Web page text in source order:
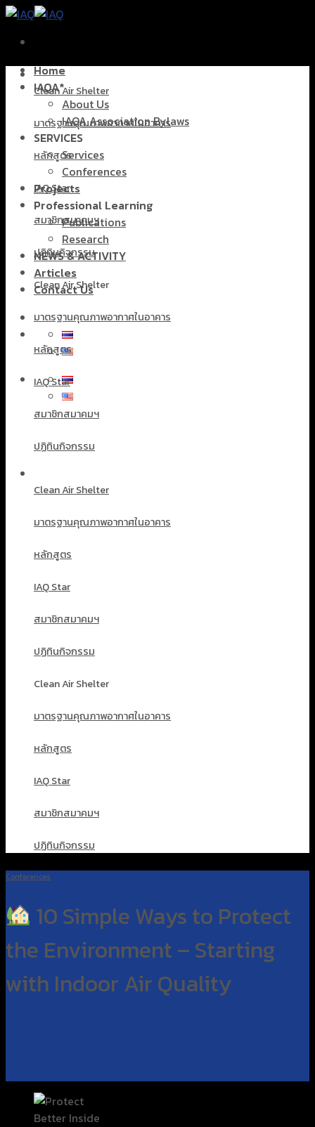
Skip
content
Home
IAQA*
About Us
IAQA Association Bylaws
SERVICES
Services
Conferences
Projects
Professional Learning
Publications
Research
NEWS & ACTIVITY
Articles
Contact Us
Clean Air Shelter
มาตรฐานคุณภาพอากาศในอาคาร
หลักสูตร
IAQ Star
สมาชิกสมาคมฯ
ปฏิทินกิจกรรม
Clean Air Shelter
มาตรฐานคุณภาพอากาศในอาคาร
หลักสูตร
IAQ Star
สมาชิกสมาคมฯ
ปฏิทินกิจกรรม
Clean Air Shelter
มาตรฐานคุณภาพอากาศในอาคาร
หลักสูตร
IAQ Star
สมาชิกสมาคมฯ
ปฏิทินกิจกรรม
Clean Air Shelter
มาตรฐานคุณภาพอากาศในอาคาร
หลักสูตร
IAQ Star
สมาชิกสมาคมฯ
ปฏิทินกิจกรรม
Conferences
10 Simple Ways to Protect
the Environment – Starting
with Indoor Air Quality
Better Inside